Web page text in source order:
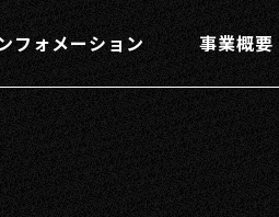
フォメーション 事業概要